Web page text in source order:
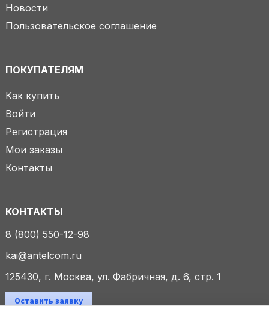
Новости
Пользовательское соглашение
ПОКУПАТЕЛЯМ
Как купить
Войти
Регистрация
Мои заказы
Контакты
КОНТАКТЫ
8 (800) 550-12-98
kai@antelcom.ru
125430, г. Москва, ул. Фабричная, д. 6, стр. 1
Оставить заявку